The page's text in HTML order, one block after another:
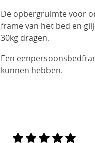
De opbergruimte voor
frame van het bed en
30kg dragen.
Een
kunnen hebben.